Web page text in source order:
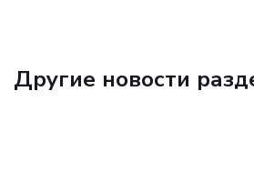
Другие новости